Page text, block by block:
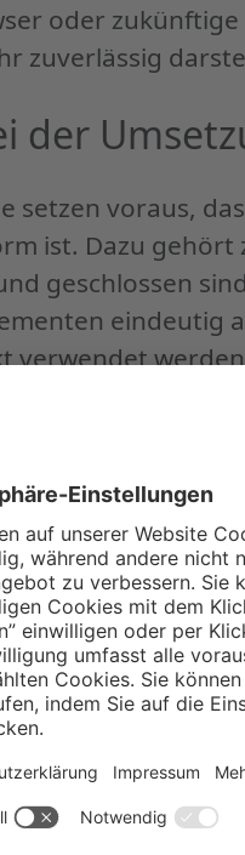
oder
zuverlässig
der
setzen voraus,
ist. Dazu gehört
geschlossen
eindeutig
verwendet
die
Die
zunächst kurz
sind in drei
und
der empfohlene
zusätzliche